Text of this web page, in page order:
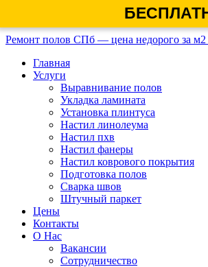
Ремонт полов СПб — цена недорого за м2
Главная
Услуги
Выравнивание полов
Укладка ламината
Установка плинтуса
Настил линолеума
Настил пхв
Настил фанеры
Настил коврового покрытия
Подготовка полов
Сварка швов
Штучный паркет
Цены
Контакты
О Нас
Вакансии
Сотрудничество